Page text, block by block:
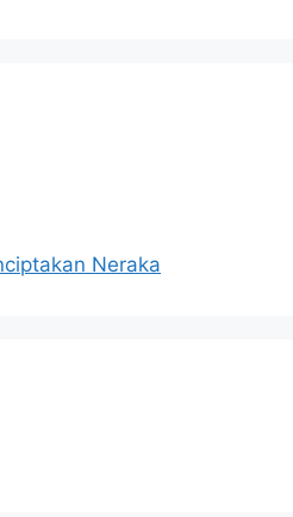
Neraka